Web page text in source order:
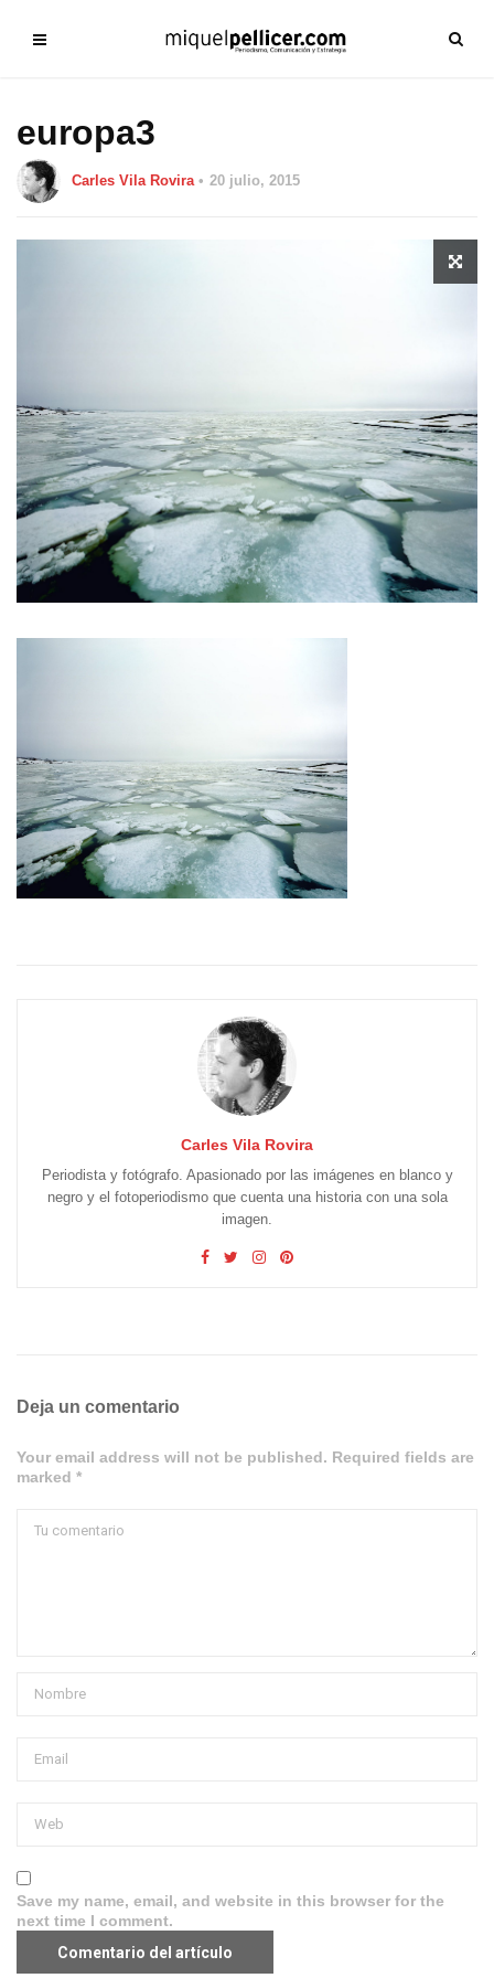
europa3
Carles Vila Rovira 20 julio, 2015
Carles Vila Rovira
Periodista y fotógrafo. Apasionado por las imágenes en blanco y
negro y el fotoperiodismo que cuenta una historia con una sola
imagen.
Deja un comentario
Your email address will not be published. Required fields are
marked *
Save my name, email, and website in this browser for the
next time I comment.